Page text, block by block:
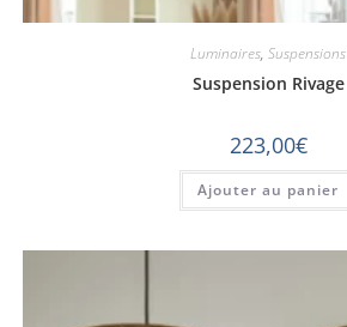
Luminaires, Suspensions
Suspension Rivage
223,00€
Ajouter au panier